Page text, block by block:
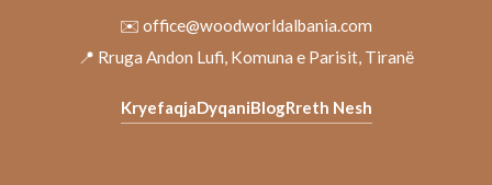
✉️ office@woodworldalbania.com
📍 Rruga Andon Lufi, Komuna e Parisit, Tiranë
KryefaqjaDyqaniBlogRreth Nesh